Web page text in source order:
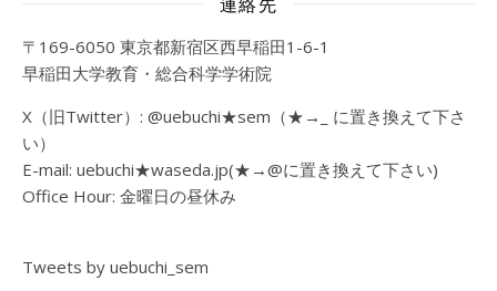
〒169-6050 東京都新宿区西早稲田1-6-1
早稲田大学教育・総合科学学術院
X（旧Twitter）: @uebuchi★sem（★→_ に置き換えて下さ
い）
E-mail: uebuchi★waseda.jp(★→@に置き換えて下さい)
Office Hour: 金曜日の昼休み
Tweets by uebuchi_sem